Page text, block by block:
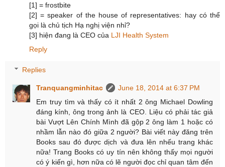
[1] = frostbite
[2] = speaker of the house of representatives: hay có thể
gọi là chủ tịch Hạ nghị viện nhỉ?
[3] hiện đang là CEO của LJI Health System
Reply
Replies
Tranquangminhitac
June 18, 2014 at 6:37 PM
Em truy tìm và thấy có ít nhất 2 ông Michael Dowling
đáng kính, ông trong ảnh là CEO. Liệu có phải tác giả
bài Vượt Lên Chính Mình đã gộp 2 ông làm 1 hoặc có
nhầm lẫn nào đó giữa 2 người? Bài viết này đăng trên
Books sau đó được dịch và đưa lên nhếu trang khác
nữa! Trang Books có uy tín nên không thấy mọi người
có ý kiến gì, hơn nữa có lẽ người đọc chỉ quan tâm đến